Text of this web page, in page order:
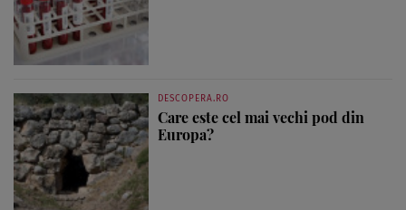
DESCOPERA.RO
Care este cel mai vechi pod din
Europa?